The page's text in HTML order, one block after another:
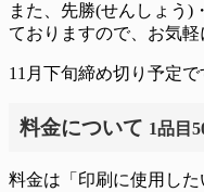
また、先勝(せんしょう)
ておりますので、お気軽
11月下旬締め切り予定
料金について 1品目
料金は「印刷に使用し